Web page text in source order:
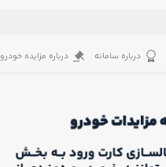
درباره سامانه درباره مزایده خودرو